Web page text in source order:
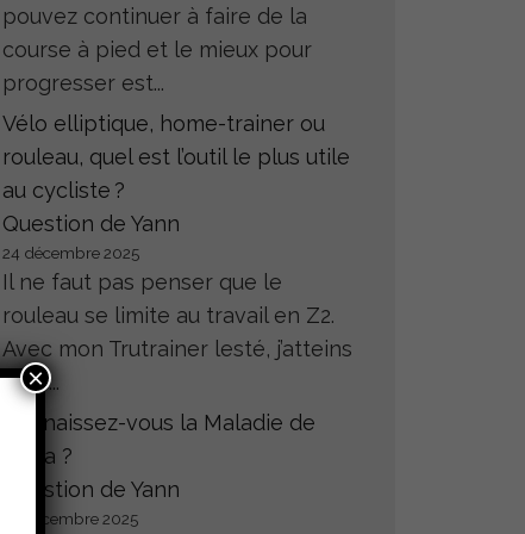
pouvez continuer à faire de la
course à pied et le mieux pour
progresser est...
Vélo elliptique, home-trainer ou
rouleau, quel est l’outil le plus utile
au cycliste ?
Question de Yann
24 décembre 2025
Il ne faut pas penser que le
rouleau se limite au travail en Z2.
Avec mon Trutrainer lesté, j’atteins
sans...
Connaissez-vous la Maladie de
Hoffa ?
Question de Yann
23 décembre 2025
×